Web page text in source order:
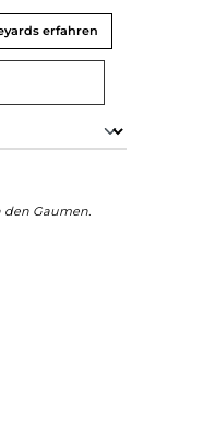
erfahren
den Gaumen.